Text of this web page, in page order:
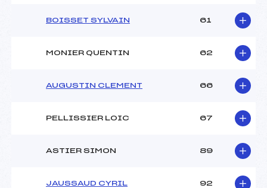
BOISSET SYLVAIN 61
MONIER QUENTIN 62
AUGUSTIN CLEMENT 66
PELLISSIER LOIC 67
ASTIER SIMON 89
JAUSSAUD CYRIL 92